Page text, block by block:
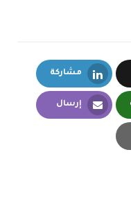
مشاركة
LinkedIn
إرسال